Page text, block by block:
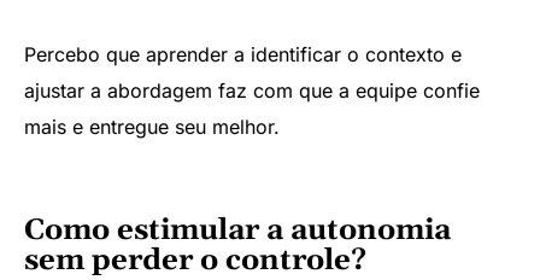
Percebo que aprender a identificar o contexto e
ajustar a abordagem faz com que a equipe confie
mais e entregue seu melhor.
Como estimular a autonomia
sem perder o controle?